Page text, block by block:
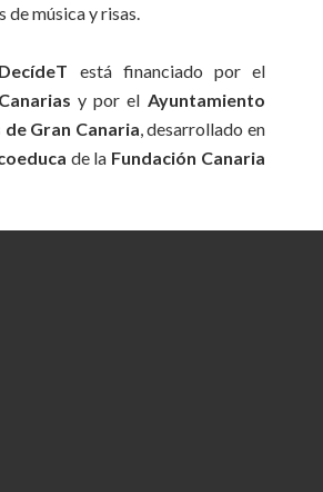
de música y risas.
está financiado por el
y por el Ayuntamiento
de Gran Canaria, desarrollado en
de la Fundación Canaria